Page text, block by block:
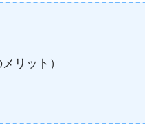
リット）